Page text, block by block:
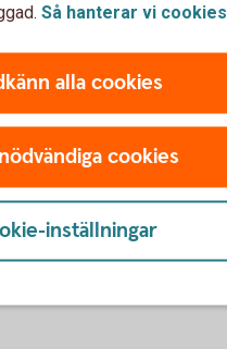
du
Så hanterar vi cookies
alla cookies
cookies
inställningar